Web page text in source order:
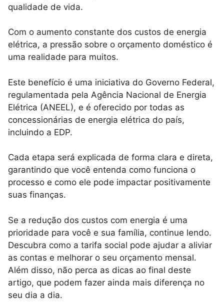
qualidade de vida.
Com o aumento constante dos custos de energia
elétrica, a pressão sobre o orçamento doméstico é
uma realidade para muitos.
Este benefício é uma iniciativa do Governo Federal,
regulamentada pela Agência Nacional de Energia
Elétrica (ANEEL), e é oferecido por todas as
concessionárias de energia elétrica do país,
incluindo a EDP.
Cada etapa será explicada de forma clara e direta,
garantindo que você entenda como funciona o
processo e como ele pode impactar positivamente
suas finanças.
Se a redução dos custos com energia é uma
prioridade para você e sua família, continue lendo.
Descubra como a tarifa social pode ajudar a aliviar
as contas e melhorar o seu orçamento mensal.
Além disso, não perca as dicas ao final deste
artigo, que podem fazer ainda mais diferença no
seu dia a dia.